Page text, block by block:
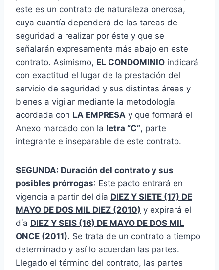
este es un contrato de naturaleza onerosa,
cuya cuantía dependerá de las tareas de
seguridad a realizar por éste y que se
señalarán expresamente más abajo en este
contrato. Asimismo, EL CONDOMINIO indicará
con exactitud el lugar de la prestación del
servicio de seguridad y sus distintas áreas y
bienes a vigilar mediante la metodología
acordada con LA EMPRESA y que formará el
Anexo marcado con la letra “C”, parte
integrante e inseparable de este contrato.
SEGUNDA: Duración del contrato y sus
posibles prórrogas: Este pacto entrará en
vigencia a partir del día DIEZ Y SIETE (17) DE
MAYO DE DOS MIL DIEZ (2010) y expirará el
día DIEZ Y SEIS (16) DE MAYO DE DOS MIL
ONCE (2011). Se trata de un contrato a tiempo
determinado y así lo acuerdan las partes.
Llegado el término del contrato, las partes